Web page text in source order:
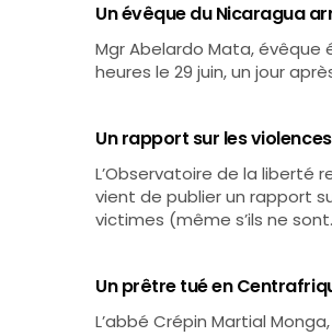
Un évêque du Nicaragua
Mgr Abelardo Mata, évêque
heures le 29 juin, un jour
Un rapport sur les
L’Observatoire de la liberté
vient de publier un rapport
victimes (même s’ils ne
Un prêtre tué en
L’abbé Crépin Martial